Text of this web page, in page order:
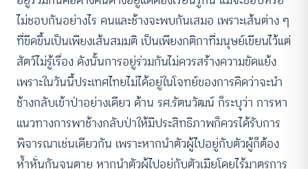
ไม่ชอบกันอย่างไร คนและช้างจะพบกันเสมอ เพราะเส้นต่าง ๆ
ที่ขีดขึ้นเป็นเพียงเส้นสมมติ เป็นเพียงกติกาที่มนุษย์เขียนไว้แต่
สัตว์ไม่รู้เรื่อง ดังนั้นการอยู่ร่วมกันไม่ควรสร้างความขัดแย้ง
เพราะในวันนี้ประเทศไทยไม่ได้อยู่ในโจทย์ของการคิดว่าจะนำ
ช้างกลับเข้าป่าอย่างเดียว ด้าน รศ.รัตนวัฒน์ ก็ระบุว่า การหา
แนวทางการพาช้างกลับป่าให้มีประสิทธิภาพก็ควรได้รับการ
พิจารณาเช่นเดียวกัน เพราะหากนำตัวผู้ไปอยู่กับตัวผู้ก็ต้อง
ห้ำหั่นกันจนตาย หากนำตัวผู้ไปอยู่กับตัวเมียโดยไร้มาตรการ